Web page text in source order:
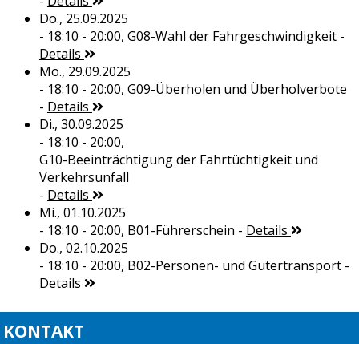
Do., 25.09.2025
- 18:10 - 20:00, G08-Wahl der Fahrgeschwindigkeit-
Details
Mo., 29.09.2025
- 18:10 - 20:00, G09-Überholen und Überholverbote
- Details
Di., 30.09.2025
- 18:10 - 20:00,
G10-Beeinträchtigung der Fahrtüchtigkeit und
Verkehrsunfall
- Details
Mi., 01.10.2025
- 18:10 - 20:00, B01-Führerschein - Details
Do., 02.10.2025
- 18:10 - 20:00, B02-Personen- und Gütertransport-
Details
KONTAKT